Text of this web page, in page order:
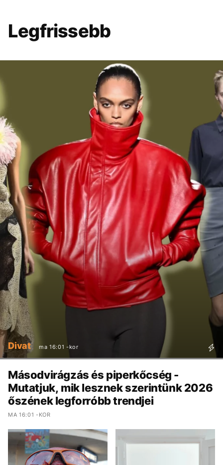
Legfrissebb
Divat ma 16:01 -kor
Másodvirágzás és piperkőcség -
Mutatjuk, mik lesznek szerintünk 2026
őszének legforróbb trendjei
MA 16:01 -KOR